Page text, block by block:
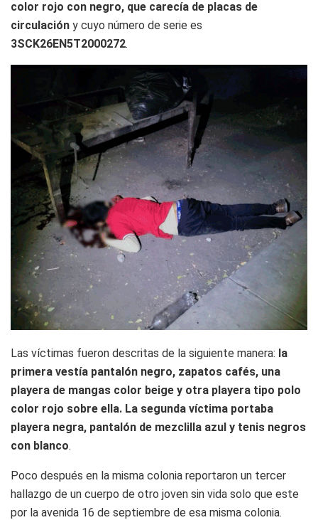
color rojo con negro, que carecía de placas de
circulación y cuyo número de serie es
3SCK26EN5T2000272.
Las víctimas fueron descritas de la siguiente manera: la
primera vestía pantalón negro, zapatos cafés, una
playera de mangas color beige y otra playera tipo polo
color rojo sobre ella. La segunda víctima portaba
playera negra, pantalón de mezclilla azul y tenis negros
con blanco.
Poco después en la misma colonia reportaron un tercer
hallazgo de un cuerpo de otro joven sin vida solo que este
por la avenida 16 de septiembre de esa misma colonia.